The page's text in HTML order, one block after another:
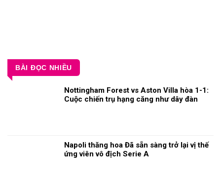
BÀI ĐỌC NHIỀU
Nottingham Forest vs Aston Villa hòa 1-1:
Cuộc chiến trụ hạng căng như dây đàn
Napoli thăng hoa Đã sẵn sàng trở lại vị thế
ứng viên vô địch Serie A